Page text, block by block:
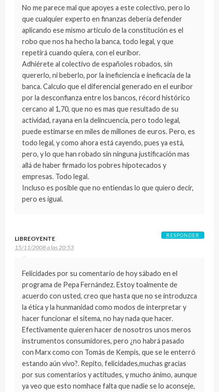
No me parece mal que apoyes a este colectivo, pero lo
que cualquier experto en finanzas debería defender
aplicando ese mismo artículo de la constitución es el
robo que nos ha hecho la banca, todo legal, y que
repetirá cuando quiera, con el euribor.
Adhiérete al colectivo de españoles robados, sin
quererlo, ni beberlo, por la ineficiencia e ineficacia de la
banca. Calculo que el diferencial generado en el euribor
por la desconfianza entre los bancos, récord histórico
cercano al 1,70, que no es mas que resultado de su
actividad, rayana en la delincuencia, pero todo legal,
puede estimarse en miles de millones de euros. Pero, es
todo legal, y como ahora está cayendo, pues ya está,
pero, y lo que han robado sin ninguna justificación mas
allá de haber firmado los pobres hipotecados y
empresas. Todo legal.
Incluso es posible que no entiendas lo que quiero decir,
pero es igual.
LIBREOYENTE
15/11/2008 a las 20:53
Felicidades por su comentario de hoy sábado en el
programa de Pepa Fernández. Estoy toalmente de
acuerdo con usted, creo que hasta que no se introduzca
la ética y la hunmanidad como modos de interpretar y
hacer funcionar el sitema, no hay nada que hacer.
Efectivamente quieren hacer de nosotros unos meros
instrumentos consumidores, pero ¿no habrá pasado
con Marx como con Tomás de Kempis, que se le enterró
estando aún vivo?. Repito, felicidades,muchas gracias
por sus comentarios y actitudes, y mucho ánimo, aunque
ya veo que esto nomhace falta que nadie se lo aconseje,
RESPONDER